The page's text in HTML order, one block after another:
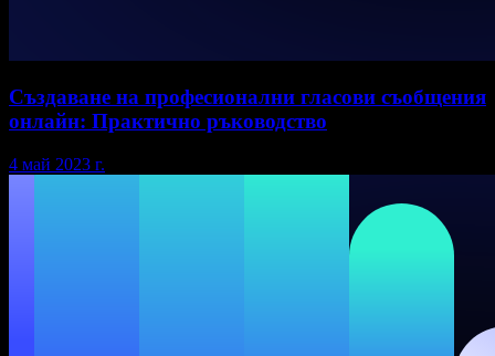
Създаване на професионални гласови съобщения
онлайн: Практично ръководство
4 май 2023 г.